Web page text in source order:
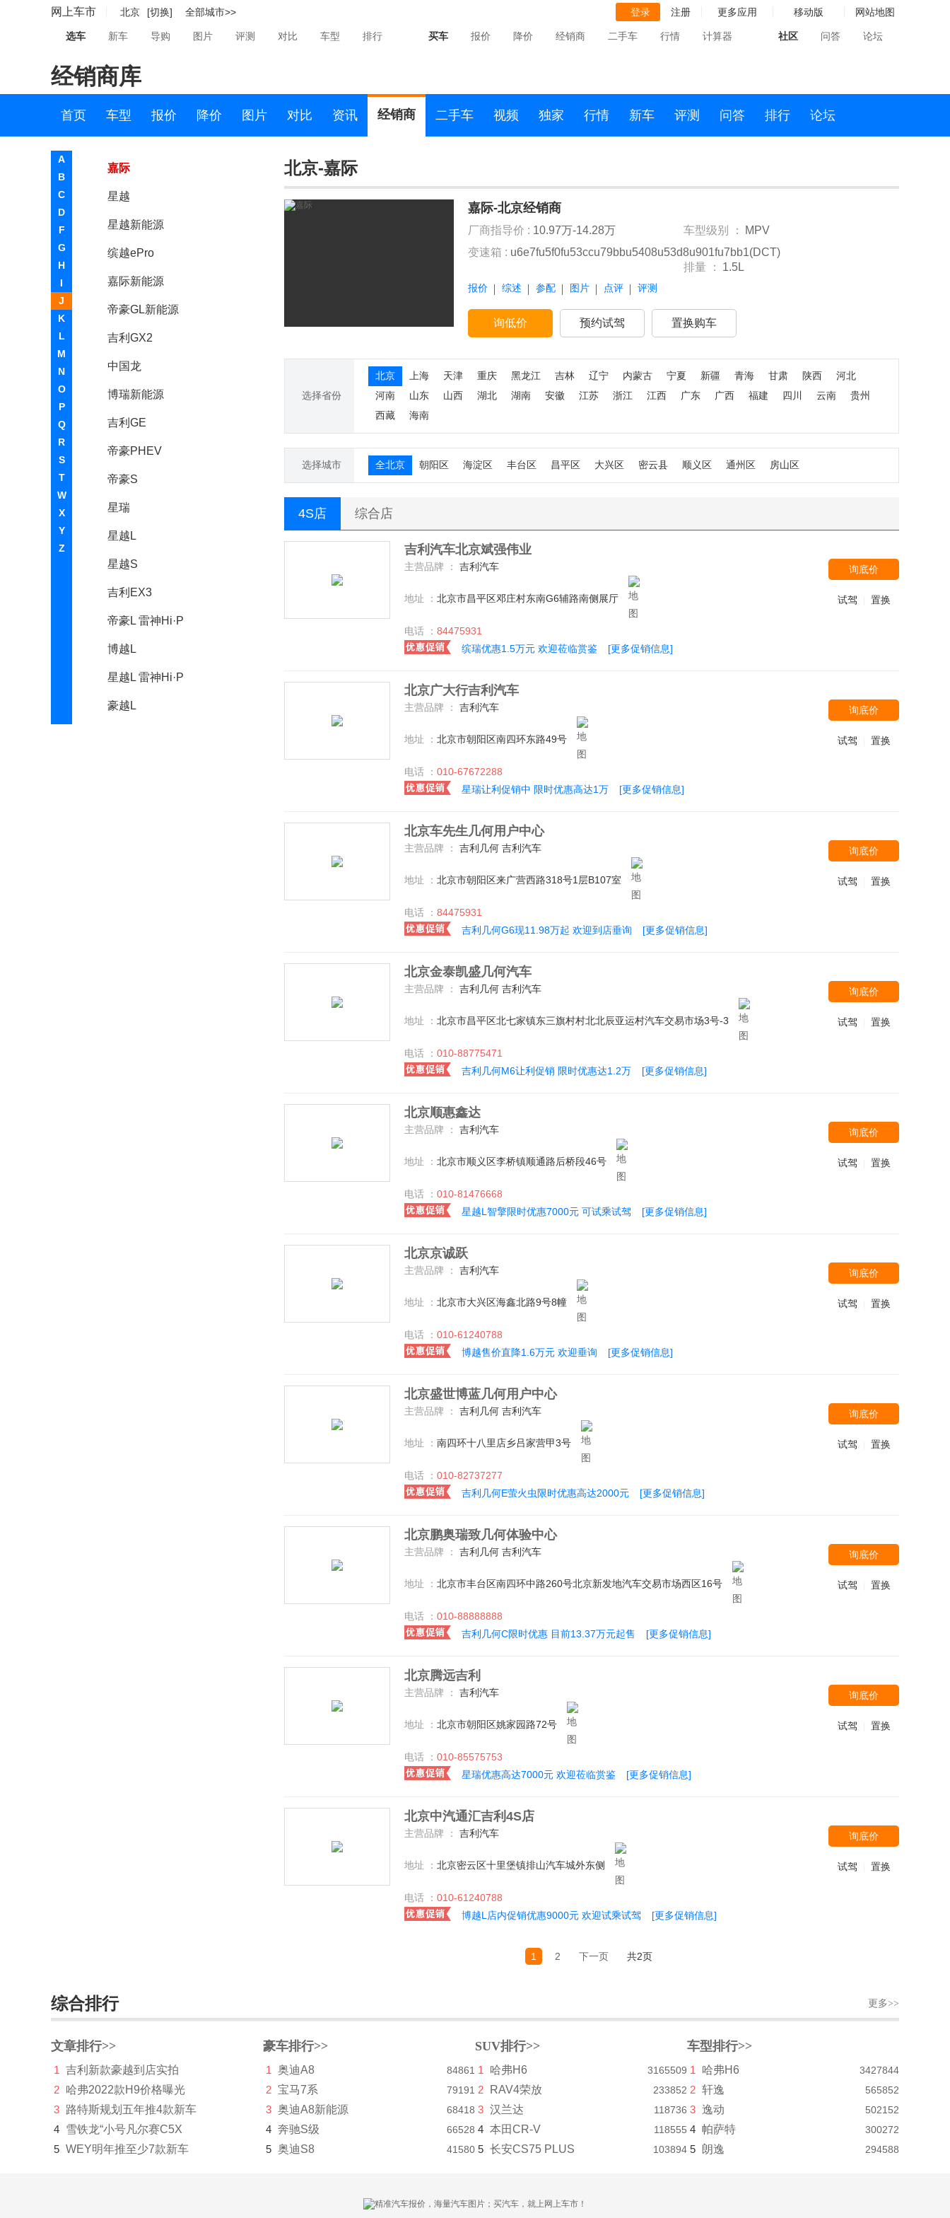
网上车市 北京 [切换] 全部城市>> 登录 注册 更多应用 移动版 网站地图
选车 新车 导购 图片 评测 对比 车型 排行 买车 报价 降价 经销商 二手车 行情 计算器 社区 问答 论坛
经销商库
首页 车型 报价 降价 图片 对比 资讯 经销商 二手车 视频 独家 行情 新车 评测 问答 排行 论坛
A
B
C
D
F
G
H
I
J
K
L
M
N
O
P
Q
R
S
T
W
X
Y
Z
吉利SC5-RV
缤瑞
吉利ICON
嘉际
星越
星越新能源
缤越ePro
嘉际新能源
帝豪GL新能源
吉利GX2
中国龙
博瑞新能源
吉利GE
帝豪PHEV
帝豪S
星瑞
星越L
星越S
吉利EX3
帝豪L 雷神Hi·P
博越L
星越L 雷神Hi·P
豪越L
绿驰汽车
M
麦格纳
迈凯伦
玛莎拉蒂
北京-嘉际
嘉际-北京经销商
厂商指导价 : 10.97万-14.28万 车型级别 ：
MPV
变速箱 : u6e7fu5f0fu53ccu79bbu5408u53d8u901fu7bb1(DCT)
排量 ：
1.5L
报价 综述 参配 图片 点评 评测
询低价 预约试驾 置换购车
选择省份
北京 上海 天津 重庆 黑龙江 吉林 辽宁 内蒙古 宁夏 新疆 青海 甘肃 陕西
河北
河南
山东 山西 湖北 湖南 安徽 江苏 浙江 江西 广东 广西 福建 四川 云南
贵州
西藏
海南
选择城市 全北京 朝阳区 海淀区 丰台区 昌平区 大兴区 密云县 顺义区 通州区 房山区
4S店 综合店
吉利汽车北京斌强伟业
主营品牌 ： 吉利汽车
地址 ： 北京市昌平区邓庄村东南G6辅路南侧展厅
电话 ： 84475931
缤瑞优惠1.5万元 欢迎莅临赏鉴
[更多促销信息]
询底价
试驾 置换
北京广大行吉利汽车
主营品牌 ： 吉利汽车
地址 ： 北京市朝阳区南四环东路49号
电话 ： 010-67672288
星瑞让利促销中 限时优惠高达1万
[更多促销信息]
询底价
试驾 置换
北京车先生几何用户中心
主营品牌 ： 吉利几何 吉利汽车
地址 ： 北京市朝阳区来广营西路318号1层B107室
电话 ： 84475931
吉利几何G6现11.98万起 欢迎到店垂询
[更多促销信息]
询底价
试驾 置换
北京金泰凯盛几何汽车
主营品牌 ： 吉利几何 吉利汽车
地址 ： 北京市昌平区北七家镇东三旗村村北北辰亚运村汽车交易市场3号-3
电话 ： 010-88775471
吉利几何M6让利促销 限时优惠达1.2万
[更多促销信息]
询底价
试驾 置换
北京顺惠鑫达
主营品牌 ： 吉利汽车
地址 ： 北京市顺义区李桥镇顺通路后桥段46号
电话 ： 010-81476668
星越L智擎限时优惠7000元 可试乘试驾
[更多促销信息]
询底价
试驾 置换
北京京诚跃
主营品牌 ： 吉利汽车
地址 ： 北京市大兴区海鑫北路9号8幢
电话 ： 010-61240788
博越售价直降1.6万元 欢迎垂询
[更多促销信息]
询底价
试驾 置换
北京盛世博蓝几何用户中心
主营品牌 ： 吉利几何 吉利汽车
地址 ： 南四环十八里店乡吕家营甲3号
电话 ： 010-82737277
吉利几何E萤火虫限时优惠高达2000元
[更多促销信息]
询底价
试驾 置换
北京鹏奥瑞致几何体验中心
主营品牌 ： 吉利几何 吉利汽车
地址 ： 北京市丰台区南四环中路260号北京新发地汽车交易市场西区16号
电话 ： 010-88888888
吉利几何C限时优惠 目前13.37万元起售
[更多促销信息]
询底价
试驾 置换
北京腾远吉利
主营品牌 ： 吉利汽车
地址 ： 北京市朝阳区姚家园路72号
电话 ： 010-85575753
星瑞优惠高达7000元 欢迎莅临赏鉴
[更多促销信息]
询底价
试驾 置换
北京中汽通汇吉利4S店
主营品牌 ： 吉利汽车
地址 ： 北京密云区十里堡镇排山汽车城外东侧
电话 ： 010-61240788
博越L店内促销优惠9000元 欢迎试乘试驾
[更多促销信息]
询底价
试驾 置换
1 2 下一页 共2页
综合排行 更多>>
文章排行>>
1
吉利新款豪越到店实拍
2 哈弗2022款H9价格曝光
3 路特斯规划五年推4款新车
4 雪铁龙“小号凡尔赛C5X
5 WEY明年推至少7款新车
豪车排行>>
1 奥迪A8 84861
2 宝马7系 79191
3 奥迪A8新能源 68418
4 奔驰S级 66528
5 奥迪S8 41580
SUV排行>>
1 哈弗H6 3165509
2 RAV4荣放 233852
3 汉兰达 118736
4 本田CR-V 118555
5 长安CS75 PLUS 103894
车型排行>>
1 哈弗H6 3427844
2 轩逸 565852
3 逸动 502152
4 帕萨特 300272
5 朗逸 294588